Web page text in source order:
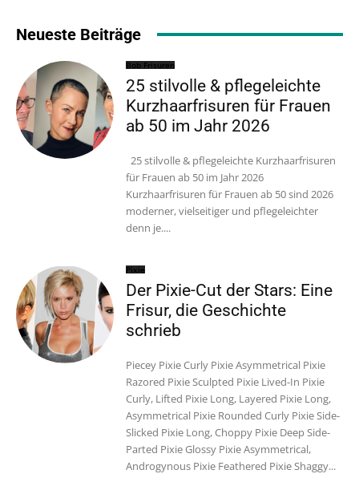
Neueste Beiträge
Bob Frisuren
25 stilvolle & pflegeleichte
Kurzhaarfrisuren für Frauen
ab 50 im Jahr 2026
25 stilvolle & pflegeleichte Kurzhaarfrisuren
für Frauen ab 50 im Jahr 2026
Kurzhaarfrisuren für Frauen ab 50 sind 2026
moderner, vielseitiger und pflegeleichter
denn je....
Pixie
Der Pixie-Cut der Stars: Eine
Frisur, die Geschichte
schrieb
Piecey Pixie Curly Pixie Asymmetrical Pixie
Razored Pixie Sculpted Pixie Lived-In Pixie
Curly, Lifted Pixie Long, Layered Pixie Long,
Asymmetrical Pixie Rounded Curly Pixie Side-
Slicked Pixie Long, Choppy Pixie Deep Side-
Parted Pixie Glossy Pixie Asymmetrical,
Androgynous Pixie Feathered Pixie Shaggy...